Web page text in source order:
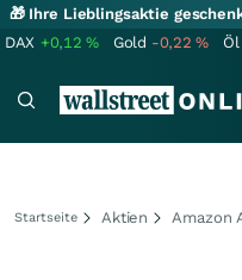
🎁 Ihre Lieblingsaktie
DAX +0,12% Gold -0,22%
Startseite Aktien Amazon